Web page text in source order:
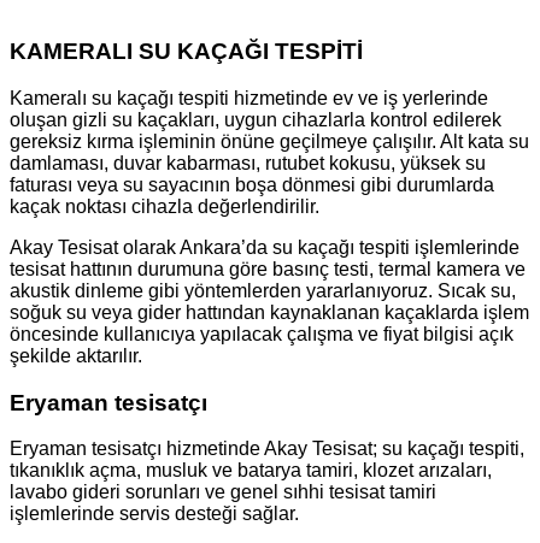
KAMERALI SU KAÇAĞI TESPİTİ
Kameralı su kaçağı tespiti hizmetinde ev ve iş yerlerinde
oluşan gizli su kaçakları, uygun cihazlarla kontrol edilerek
gereksiz kırma işleminin önüne geçilmeye çalışılır. Alt kata su
damlaması, duvar kabarması, rutubet kokusu, yüksek su
faturası veya su sayacının boşa dönmesi gibi durumlarda
kaçak noktası cihazla değerlendirilir.
Akay Tesisat olarak Ankara’da su kaçağı tespiti işlemlerinde
tesisat hattının durumuna göre basınç testi, termal kamera ve
akustik dinleme gibi yöntemlerden yararlanıyoruz. Sıcak su,
soğuk su veya gider hattından kaynaklanan kaçaklarda işlem
öncesinde kullanıcıya yapılacak çalışma ve fiyat bilgisi açık
şekilde aktarılır.
Eryaman tesisatçı
Eryaman tesisatçı hizmetinde Akay Tesisat; su kaçağı tespiti,
tıkanıklık açma, musluk ve batarya tamiri, klozet arızaları,
lavabo gideri sorunları ve genel sıhhi tesisat tamiri
işlemlerinde servis desteği sağlar.